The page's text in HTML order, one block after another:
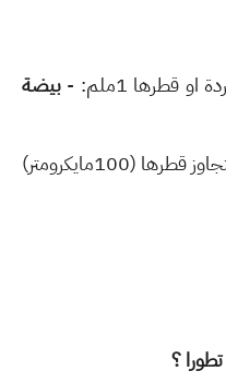
بيضة
2 )خلية أصغر من (1ملم) او ال يتجاوز قطرها (100مايكرومتر)
؟